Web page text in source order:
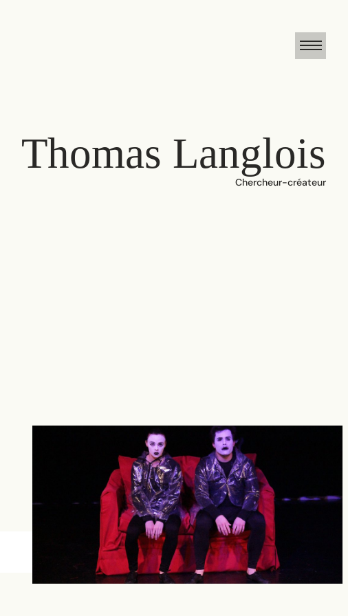
Thomas Langlois
Chercheur-créateur